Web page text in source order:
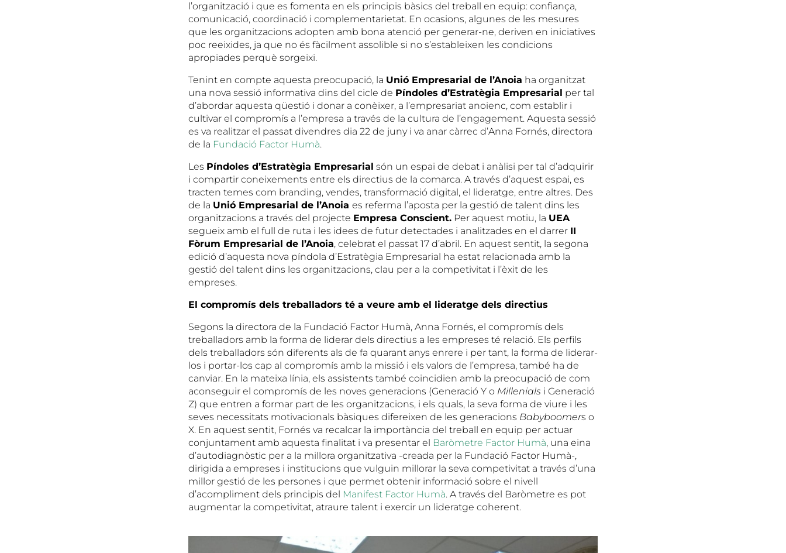
l’organització i que es fomenta en els principis bàsics del treball en equip: confiança,
comunicació, coordinació i complementarietat. En ocasions, algunes de les mesures
que les organitzacions adopten amb bona atenció per generar-ne, deriven en iniciatives
poc reeixides, ja que no és fàcilment assolible si no s’estableixen les condicions
apropiades perquè sorgeixi.
Tenint en compte aquesta preocupació, la Unió Empresarial de l’Anoia ha organitzat
una nova sessió informativa dins del cicle de Píndoles d’Estratègia Empresarial per tal
d’abordar aquesta qüestió i donar a conèixer, a l’empresariat anoienc, com establir i
cultivar el compromís a l’empresa a través de la cultura de l’engagement. Aquesta sessió
es va realitzar el passat divendres dia 22 de juny i va anar càrrec d’Anna Fornés, directora
de la Fundació Factor Humà.
Les Píndoles d’Estratègia Empresarial són un espai de debat i anàlisi per tal d’adquirir
i compartir coneixements entre els directius de la comarca. A través d’aquest espai, es
tracten temes com branding, vendes, transformació digital, el lideratge, entre altres. Des
de la Unió Empresarial de l’Anoia es referma l’aposta per la gestió de talent dins les
organitzacions a través del projecte Empresa Conscient. Per aquest motiu, la UEA
segueix amb el full de ruta i les idees de futur detectades i analitzades en el darrer II
Fòrum Empresarial de l’Anoia, celebrat el passat 17 d’abril. En aquest sentit, la segona
edició d’aquesta nova píndola d’Estratègia Empresarial ha estat relacionada amb la
gestió del talent dins les organitzacions, clau per a la competivitat i l’èxit de les
empreses.
El compromís dels treballadors té a veure amb el lideratge dels directius
Segons la directora de la Fundació Factor Humà, Anna Fornés, el compromís dels
treballadors amb la forma de liderar dels directius a les empreses té relació. Els perfils
dels treballadors són diferents als de fa quarant anys enrere i per tant, la forma de liderar-
los i portar-los cap al compromís amb la missió i els valors de l’empresa, també ha de
canviar. En la mateixa línia, els assistents també coincidien amb la preocupació de com
aconseguir el compromís de les noves generacions (Generació Y o Millenials i Generació
Z) que entren a formar part de les organitzacions, i els quals, la seva forma de viure i les
seves necessitats motivacionals bàsiques difereixen de les generacions Babyboomers o
X. En aquest sentit, Fornés va recalcar la importància del treball en equip per actuar
conjuntament amb aquesta finalitat i va presentar el Baròmetre Factor Humà, una eina
d’autodiagnòstic per a la millora organitzativa -creada per la Fundació Factor Humà-,
dirigida a empreses i institucions que vulguin millorar la seva competivitat a través d’una
millor gestió de les persones i que permet obtenir informació sobre el nivell
d’acompliment dels principis del Manifest Factor Humà. A través del Baròmetre es pot
augmentar la competivitat, atraure talent i exercir un lideratge coherent.